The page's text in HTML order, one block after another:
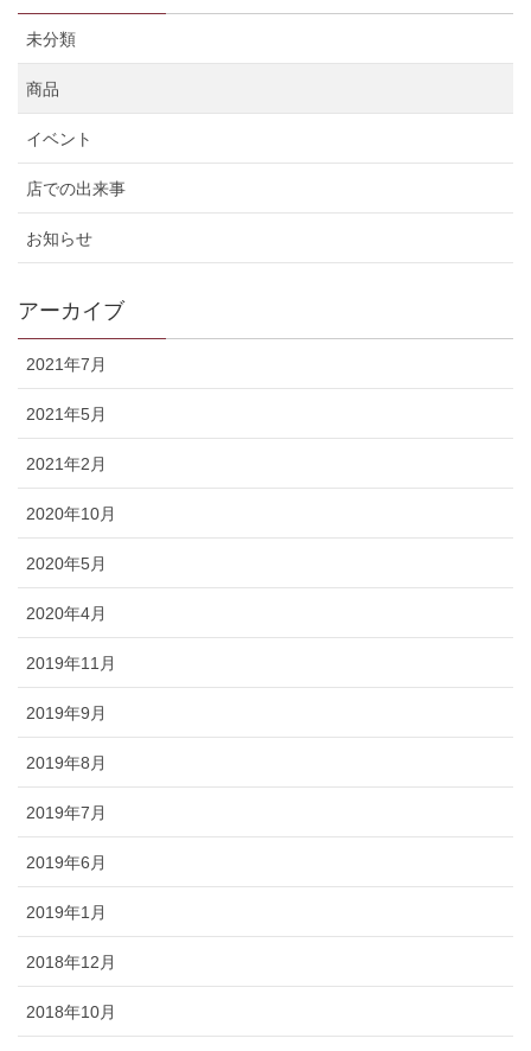
未分類
商品
イベント
店での出来事
お知らせ
アーカイブ
2021年7月
2021年5月
2021年2月
2020年10月
2020年5月
2020年4月
2019年11月
2019年9月
2019年8月
2019年7月
2019年6月
2019年1月
2018年12月
2018年10月